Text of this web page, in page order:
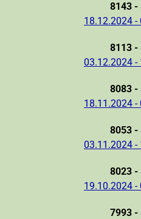
8143 -
18.12.2024 -
8113 -
03.12.2024 -
8083 -
18.11.2024 -
8053 -
03.11.2024 -
8023 -
19.10.2024 -
7993 -